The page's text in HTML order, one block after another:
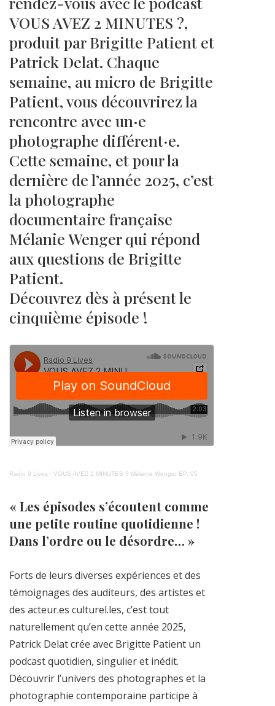
VOUS AVEZ 2 MINUTES ?,
produit par Brigitte Patient et
Patrick Delat. Chaque
semaine, au micro de Brigitte
Patient, vous découvrirez la
rencontre avec un·e
photographe différent·e.
Cette semaine, et pour la
dernière de l’année 2025, c’est
la photographe
documentaire française
Mélanie Wenger qui répond
aux questions de Brigitte
Patient.
Découvrez dès à présent le
cinquième épisode !
Radio 9 Lives · VOUS AVEZ 2 MINUTES ? Mélanie Wenger EP. 05
« Les épisodes s’écoutent comme
une petite routine quotidienne !
Dans l’ordre ou le désordre… »
Forts de leurs diverses expériences et des
témoignages des auditeurs, des artistes et
des acteur.es culturel.les, c’est tout
naturellement qu’en cette année 2025,
Patrick Delat crée avec Brigitte Patient un
podcast quotidien, singulier et inédit.
Découvrir l’univers des photographes et la
photographie contemporaine participe à